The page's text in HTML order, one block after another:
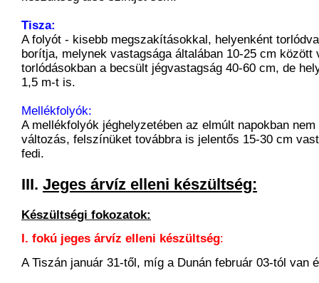
Tisza:
A folyót - kisebb megszakításokkal, helyenként
borítja, melynek vastagsága általában 10-25 cm között
torlódásokban a becsült jégvastagság 40-60 cm, de
1,5 m-t is.
Mellékfolyók:
A mellékfolyók jéghelyzetében az elmúlt napokban
változás, felszínüket továbbra is jelentős 15-30 cm
fedi.
III. Jeges árvíz elleni készültség:
Készültségi fokozatok:
I. fokú jeges árvíz elleni készültség:
A Tiszán január 31-től, míg a Dunán február 03-tól van